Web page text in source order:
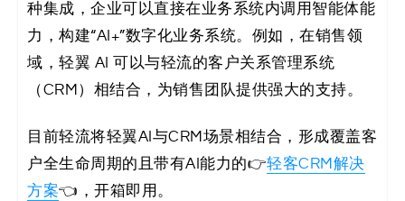
码
案
例
白
皮
种集成，企业可以直接在业务系统内调用智能体能
力，构建“AI+”数字化业务系统。例如，在销售领
域，轻翼 AI 可以与轻流的客户关系管理系统
（CRM）相结合，为销售团队提供强大的支持。
目前轻流将轻翼AI与CRM场景相结合，形成覆盖客
户全生命周期的且带有AI能力的👉轻客CRM解决
方案👈，开箱即用。